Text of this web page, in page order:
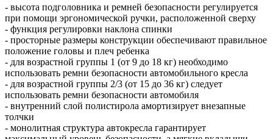
- высота подголовника и ремней безопасности регулируется
при помощи эргономической ручки, расположенной сверху
- функция регулировки наклона спинки
- просторные размеры конструкции обеспечивают правильное
положение головы и плеч ребенка
- для возрастной группы 1 (от 9 до 18 кг) необходимо
использовать ремни безопасности автомобильного кресла
- для возрастной группы 2/3 (от 15 до 36 кг) следует
использовать ремни безопасности автомобиля
- внутренний слой полистирола амортизирует внезапные
толчки
- монолитная структура автокресла гарантирует